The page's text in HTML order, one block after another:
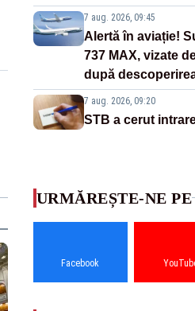
7 aug. 2026, 09:45
Alertă în aviație!
737 MAX, vizate
după
7 aug. 2026, 09:20
STB a cerut
URMĂREȘTE-NE PE
Facebook